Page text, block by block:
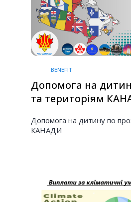
BENEFIT
Допомога на
та територіям
Допомога на дитину по
КАНАДИ